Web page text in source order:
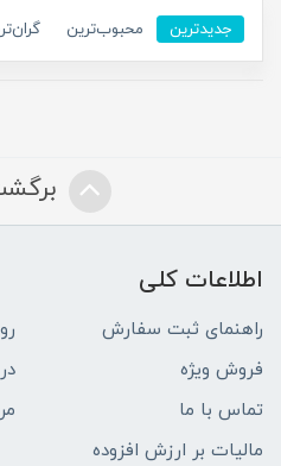
جدیدترین محبوب‌ترین
اطلاعات کلی
راهنمای ثبت سفارش
فروش ویژه
تماس با ما
مالیات بر ارزش افزوده